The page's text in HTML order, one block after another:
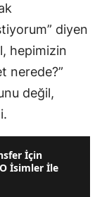
diyen
hepimizin
nerede?”
değil,
İçin
İsimler İle